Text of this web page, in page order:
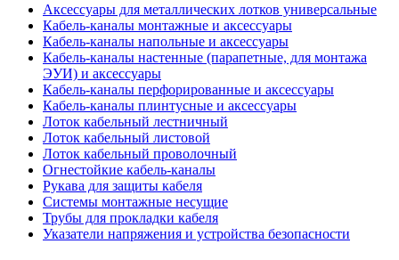
Аксессуары для металлических лотков универсальные
Кабель-каналы монтажные и аксессуары
Кабель-каналы напольные и аксессуары
Кабель-каналы настенные (парапетные, для монтажа
ЭУИ) и аксессуары
Кабель-каналы перфорированные и аксессуары
Кабель-каналы плинтусные и аксессуары
Лоток кабельный лестничный
Лоток кабельный листовой
Лоток кабельный проволочный
Огнестойкие кабель-каналы
Рукава для защиты кабеля
Системы монтажные несущие
Трубы для прокладки кабеля
Указатели напряжения и устройства безопасности